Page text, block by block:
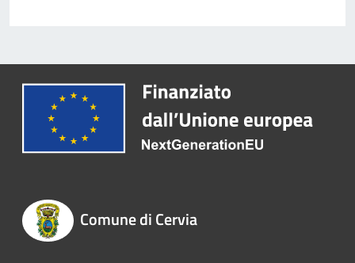
Comune di Cervia